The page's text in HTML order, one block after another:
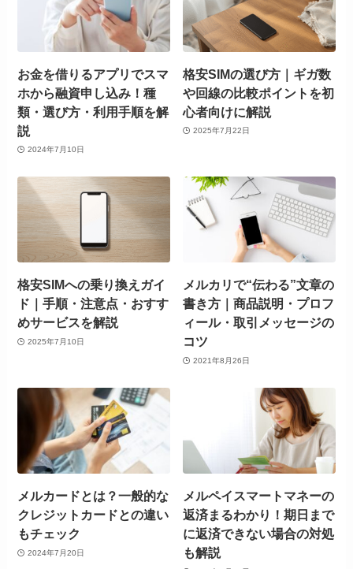
お金を借りるアプリでスマ
ホから融資申し込み！種
類・選び方・利用手順を解
説
2024年7月10日
格安SIMの選び方｜ギガ数
や回線の比較ポイントを初
心者向けに解説
2025年7月22日
格安SIMへの乗り換えガイ
ド｜手順・注意点・おすす
めサービスを解説
2025年7月10日
メルカリで“伝わる”文章の
書き方｜商品説明・プロフ
ィール・取引メッセージの
コツ
2021年8月26日
メルカードとは？一般的な
クレジットカードとの違い
もチェック
2024年7月20日
メルペイスマートマネーの
返済まるわかり！期日まで
に返済できない場合の対処
も解説